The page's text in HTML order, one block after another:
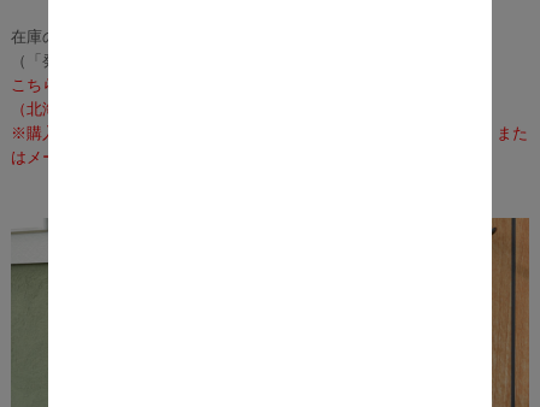
在庫のある場合は、2～4営業日で発送いたします。
（「発送」であり「お届け」ではございませんのでご注意ください）
こちらの商品の配送料は無料となります。
（北海道・沖縄・離島への配送は、送料別途お見積りとなります）
※購入前に事前確認も可能となりますので、お電話（075-366-3835）また
はメールにて、お気軽にお問合せくださいませ。